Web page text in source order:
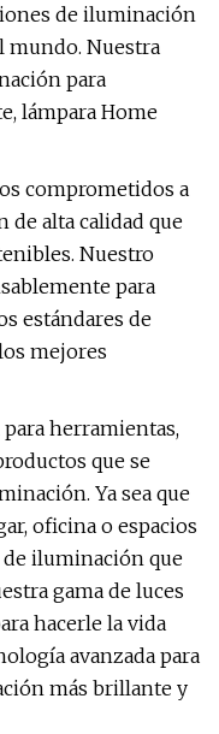
de iluminación
mundo. Nuestra
para
lámpara Home
comprometidos a
alta calidad que
Nuestro
para
estándares de
mejores
herramientas,
que se
Ya sea que
oficina o espacios
iluminación que
gama de luces
hacerle la vida
avanzada para
más brillante y